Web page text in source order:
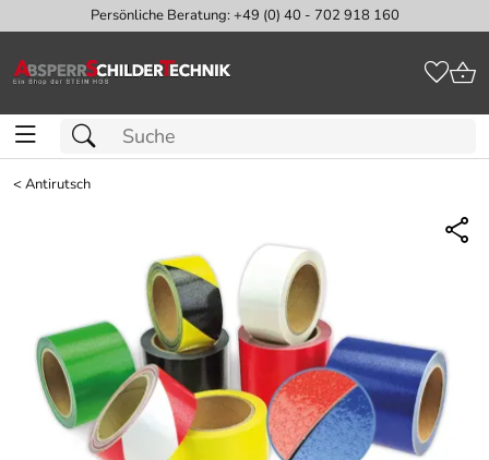
Persönliche Beratung: +49 (0) 40 - 702 918 160
<Antirutsch